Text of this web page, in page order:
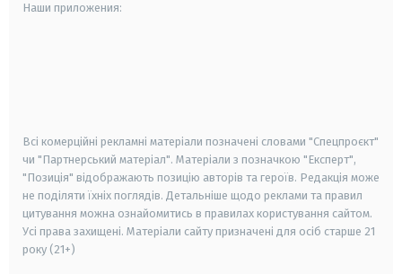
Наши приложения:
Всі комерційні рекламні матеріали позначені словами "Спецпроєкт"
чи "Партнерський матеріал". Матеріали з позначкою "Експерт",
"Позиція" відображають позицію авторів та героїв. Редакція може
не поділяти їхніх поглядів. Детальніше щодо реклами та правил
цитування можна ознайомитись в правилах користування сайтом.
Усі права захищені. Матеріали сайту призначені для осіб старше 21
року (21+)